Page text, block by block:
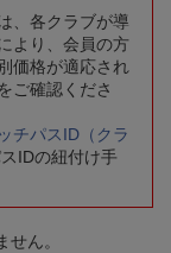
、各クラブが導
より、会員の方
価格が適応され
をご確認くださ
チパスID（クラ
IDの紐付け手
ん。